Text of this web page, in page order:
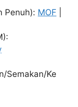
Penuh): MOF
Semakan/Ke